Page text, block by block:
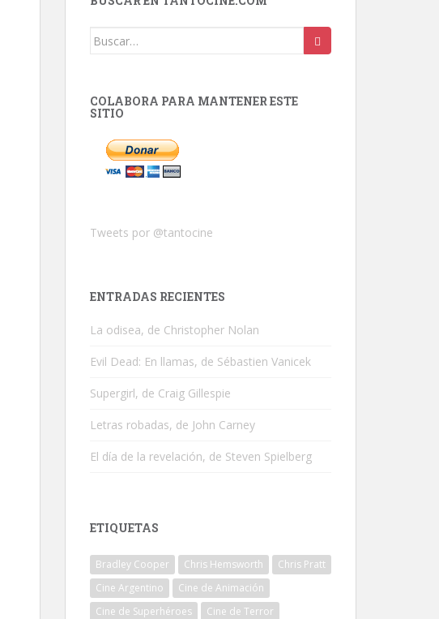
Buscar:
COLABORA PARA MANTENER ESTE
SITIO
Tweets por @tantocine
ENTRADAS RECIENTES
La odisea, de Christopher Nolan
Evil Dead: En llamas, de Sébastien Vanicek
Supergirl, de Craig Gillespie
Letras robadas, de John Carney
El día de la revelación, de Steven Spielberg
ETIQUETAS
Bradley Cooper Chris Hemsworth
Chris Pratt
Cine Argentino
Cine de Animación
Cine de Superhéroes
Cine de Terror